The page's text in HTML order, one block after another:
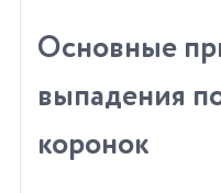
Основные
выпадения
коронок